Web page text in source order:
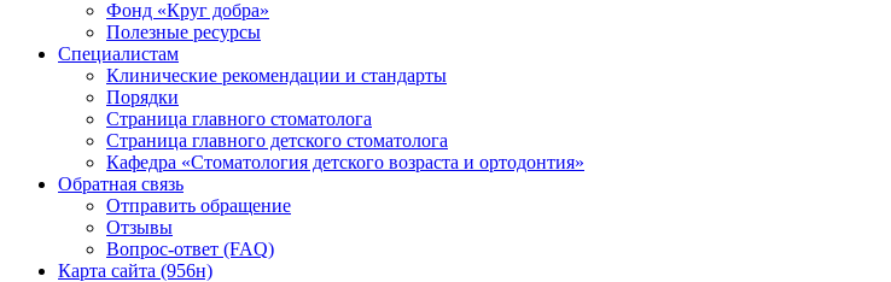
Фонд «Круг добра»
Полезные ресурсы
Специалистам
Клинические рекомендации и стандарты
Порядки
Страница главного стоматолога
Страница главного детского стоматолога
Кафедра «Стоматология детского возраста и ортодонтия»
Обратная связь
Отправить обращение
Отзывы
Вопрос-ответ (FAQ)
Карта сайта (956н)